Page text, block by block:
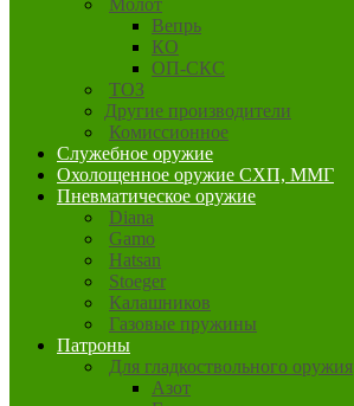
Молот
Вепрь
КО
ОП-СКС
ТОЗ
Другие производители
Комиссионное
Служебное оружие
Охолощенное оружие СХП, ММГ
Пневматическое оружие
Diana
Gamo
Hatsan
Stoeger
Калашников
Газовые пружины
Патроны
Для гладкоствольного оружия
Азот